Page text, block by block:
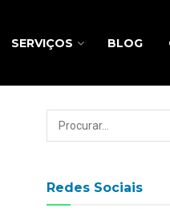
SERVIÇOS BLOG
Redes Sociais